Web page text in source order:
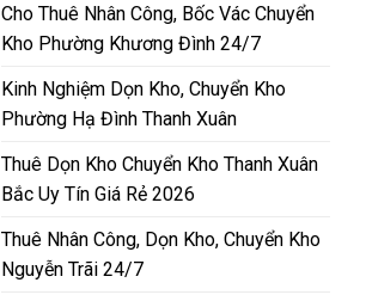
Cho Thuê Nhân Công, Bốc Vác Chuyển
Kho Phường Khương Đình 24/7
Kinh Nghiệm Dọn Kho, Chuyển Kho
Phường Hạ Đình Thanh Xuân
Thuê Dọn Kho Chuyển Kho Thanh Xuân
Bắc Uy Tín Giá Rẻ 2026
Thuê Nhân Công, Dọn Kho, Chuyển Kho
Nguyễn Trãi 24/7